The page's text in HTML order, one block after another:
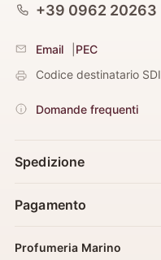
+39 0962 20263
Email
PEC
Codice destinatario SDI
Domande frequenti
Spedizione
Pagamento
Profumeria Marino